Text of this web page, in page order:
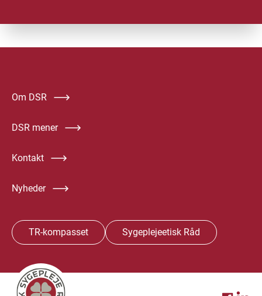
Om DSR
DSR mener
Kontakt
Nyheder
TR-kompasset Sygeplejeetisk Råd